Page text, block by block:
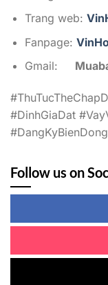
Trang web:
Fanpage:
Gmail:
#DinhGiaDat
#DangKyBienDong
Follow us on